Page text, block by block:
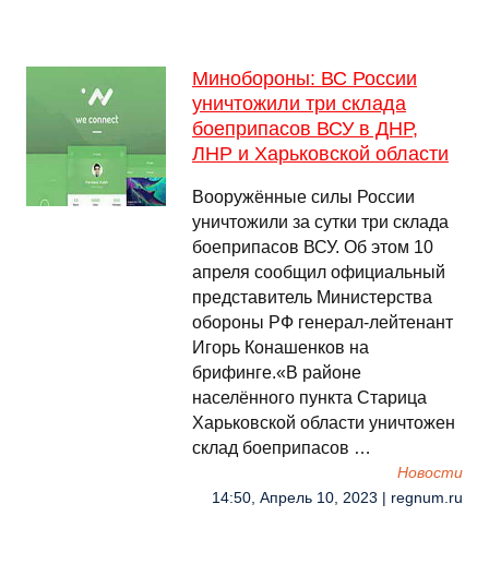
Минобороны: ВС России
уничтожили три склада
боеприпасов ВСУ в ДНР,
ЛНР и Харьковской области
Вооружённые силы России
уничтожили за сутки три склада
боеприпасов ВСУ. Об этом 10
апреля сообщил официальный
представитель Министерства
обороны РФ генерал-лейтенант
Игорь Конашенков на
брифинге.«В районе
населённого пункта Старица
Харьковской области уничтожен
склад боеприпасов …
Новости
14:50, Апрель 10, 2023 | regnum.ru